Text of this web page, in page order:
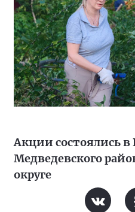
Акции состоялись
Медведевского
округе